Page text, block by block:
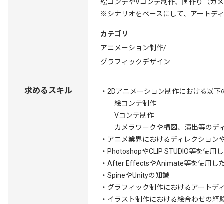
絵コンテやVコンテ制作、画作り（カ
※シナリオをベースにして、アートデ
カテゴリ
アニメーション制作/
グラフィックデザイン
求めるスキル
・2Dアニメーション制作における以下
└絵コンテ制作
└Vコンテ制作
└カメラワークや構図、演出等のデ
・アニメ業界におけるディレクション
・PhotoshopやCLIP STUDIO等を使用
・After EffectsやAnimate等を使用し
・SpineやUnityの知識
・グラフィック制作におけるアートデ
・イラスト制作における絵合わせの経